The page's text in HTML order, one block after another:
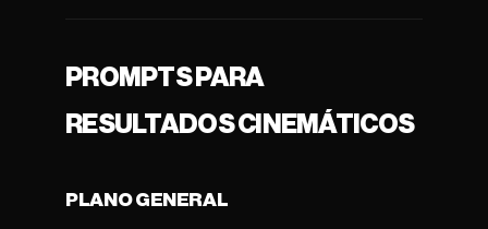
PROMPTS PARA
RESULTADOS CINEMÁTICOS
PLANO GENERAL